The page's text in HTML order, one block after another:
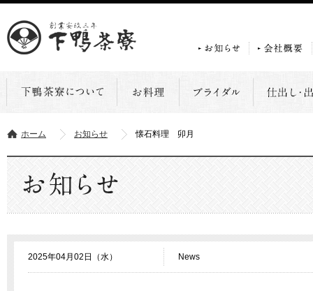
ホーム お知らせ 懐石料理 卯月
2025年04月02日（水） News